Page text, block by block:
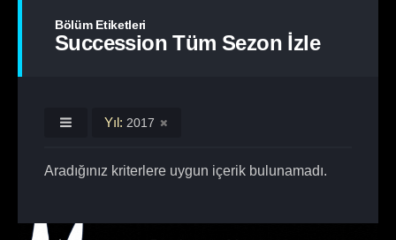
Bölüm Etiketleri
Succession Tüm Sezon İzle
Yıl: 2017
Aradığınız kriterlere uygun içerik bulunamadı.